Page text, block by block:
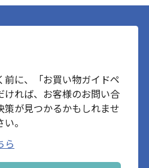
前に、「お買い物ガイドペ
ければ、お客様のお問い合
策が見つかるかもしれませ
。
ら